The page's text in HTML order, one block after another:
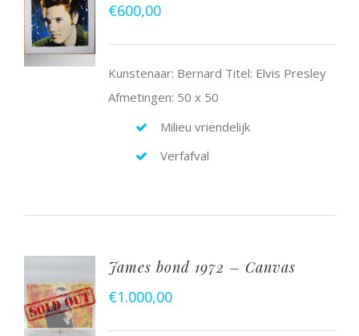
TOEVOEGEN
AAN
WINKELWAGEN
€600,00
Kunstenaar: Bernard Titel: Elvis Presley
Afmetingen: 50 x 50
Milieu vriendelijk
Verfafval
James bond 1972 – Canvas
€1.000,00